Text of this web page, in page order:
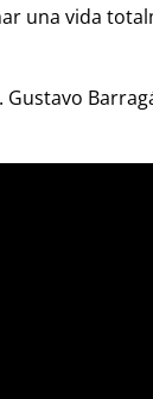
una vida